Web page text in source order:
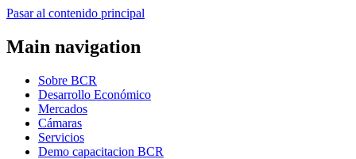
Pasar al contenido principal
Main navigation
Sobre BCR
Desarrollo Económico
Mercados
Cámaras
Servicios
Demo capacitacion BCR